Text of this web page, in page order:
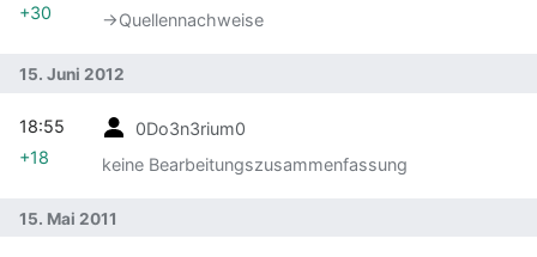
→‎Quellennachweise
+30
15. Juni 2012
0Do3n3rium0
keine Bearbeitungszusammenfassung
18:55
+18
15. Mai 2011